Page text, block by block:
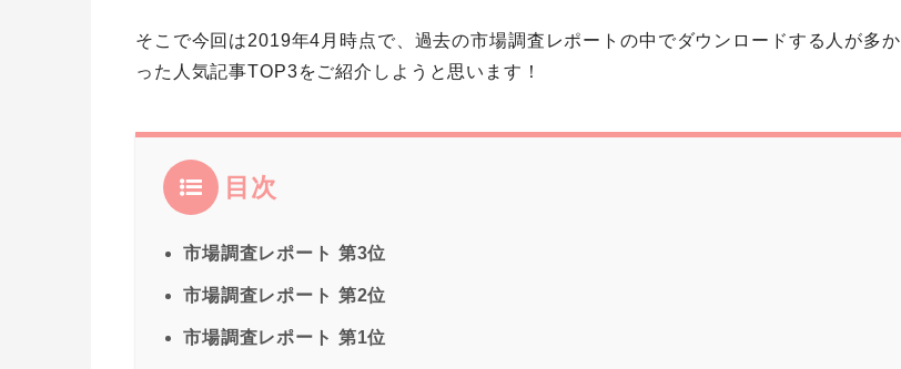
そこで今回は2019年4月時点で、過去の市場調査レポートの中でダウンロードする人が多か
った人気記事TOP3をご紹介しようと思います！
目次
市場調査レポート 第3位
市場調査レポート 第2位
市場調査レポート 第1位